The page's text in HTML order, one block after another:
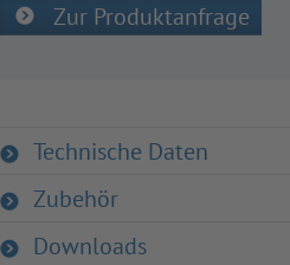
Zur Produktanfrage
Technische Daten
Zubehör
Downloads